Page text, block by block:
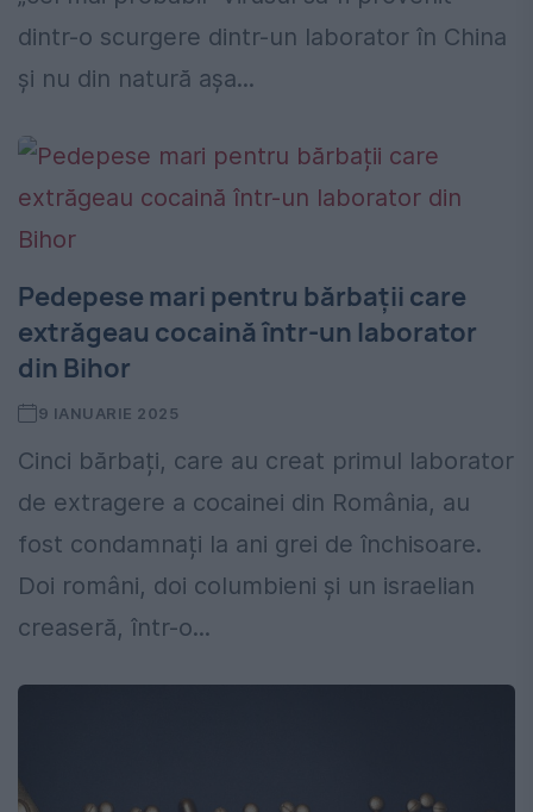
dintr-o scurgere dintr-un laborator în China
și nu din natură așa...
Pedepese mari pentru bărbații care
extrăgeau cocaină într-un laborator
din Bihor
9 IANUARIE 2025
Cinci bărbați, care au creat primul laborator
de extragere a cocainei din România, au
fost condamnați la ani grei de închisoare.
Doi români, doi columbieni și un israelian
creaseră, într-o...